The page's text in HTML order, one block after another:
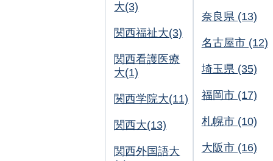
大(3)
関西福祉大(3)
関西看護医療
大(1)
関西学院大(11)
関西大(13)
関西外国語大
奈良県 (13)
名古屋市 (12)
埼玉県 (35)
福岡市 (17)
札幌市 (10)
大阪市 (16)